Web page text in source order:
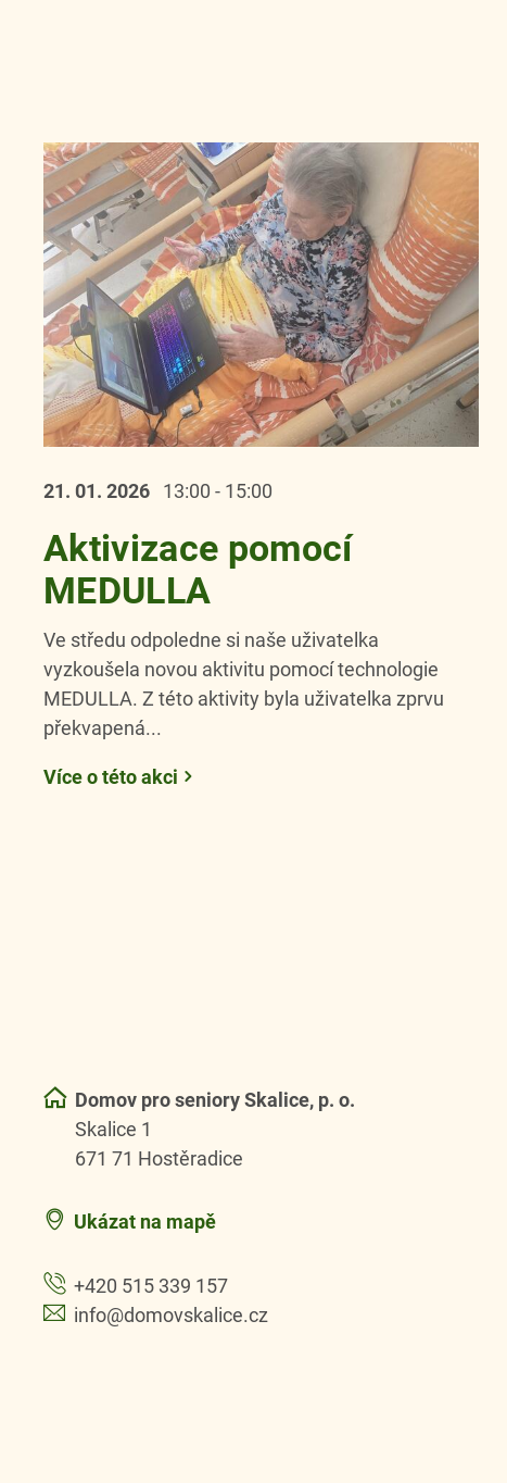
21. 01. 2026 13:00 - 15:00
Aktivizace pomocí
MEDULLA
Ve středu odpoledne si naše uživatelka
vyzkoušela novou aktivitu pomocí technologie
MEDULLA. Z této aktivity byla uživatelka zprvu
překvapená...
Více o této akci
Domov pro seniory Skalice, p. o.
Skalice 1
671 71 Hostěradice
Ukázat na mapě
+420 515 339 157
info@domovskalice.cz